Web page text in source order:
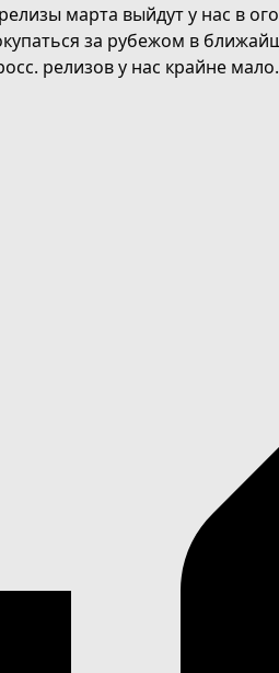
марта выйдут у нас в
за рубежом в
релизов у нас крайне мало.